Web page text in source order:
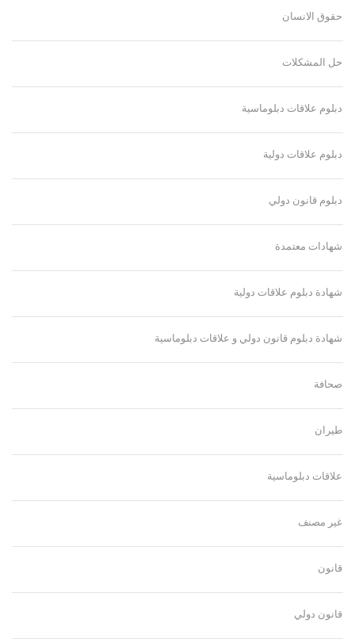
حقوق الانسان
حل المشكلات
دبلوم علاقات دبلوماسية
دبلوم علاقات دولية
دبلوم قانون دولي
شهادات معتمدة
شهادة دبلوم علاقات دولية
شهادة دبلوم قانون دولي و علاقات دبلوماسية
صحافة
طيران
علاقات دبلوماسية
غير مصنف
قانون
قانون دولي